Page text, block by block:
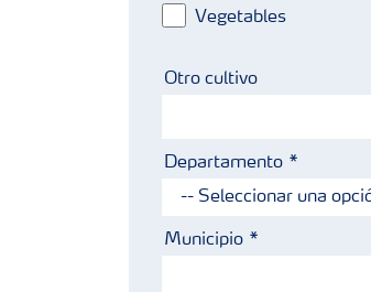
Vegetables
Otro cultivo
Departamento
Municipio